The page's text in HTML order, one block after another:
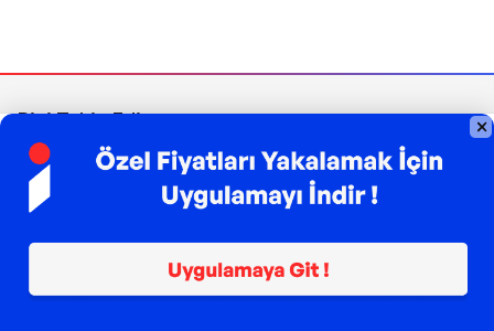
Bizi Takip Edin